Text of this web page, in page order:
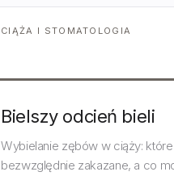
CIĄŻA I STOMATOLOGIA
Bielszy odcień bieli
Wybielanie zębów w ciąży:
bezwzględnie zakazane, a co